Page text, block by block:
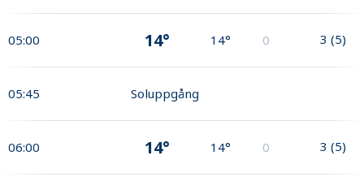
05:00 14° 14° 0 3 (5)
05:45 Soluppgång
06:00 14° 14° 0 3 (5)